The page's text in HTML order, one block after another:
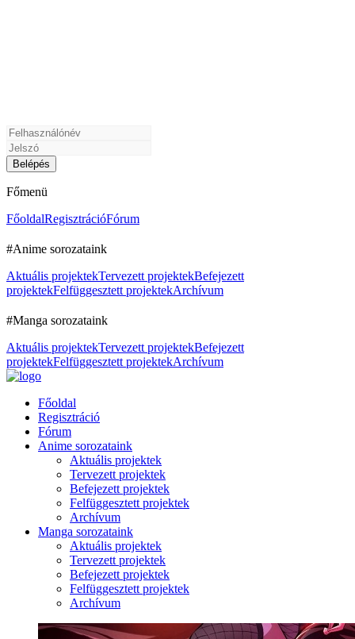
Főmenü
FőoldalRegisztrációFórum
#Anime sorozataink
Aktuális projektekTervezett projektekBefejezett
projektekFelfüggesztett projektekArchívum
#Manga sorozataink
Aktuális projektekTervezett projektekBefejezett
projektekFelfüggesztett projektekArchívum
Főoldal
Regisztráció
Fórum
Anime sorozataink
Aktuális projektek
Tervezett projektek
Befejezett projektek
Felfüggesztett projektek
Archívum
Manga sorozataink
Aktuális projektek
Tervezett projektek
Befejezett projektek
Felfüggesztett projektek
Archívum